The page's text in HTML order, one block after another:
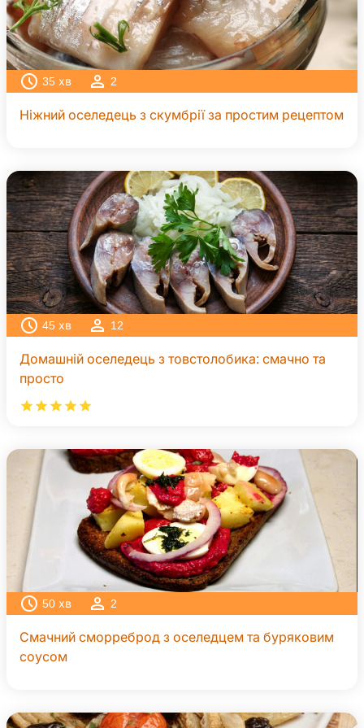
35 хв 2
Ніжний оселедець з скумбрії за простим рецептом
45 хв 12
Домашній оселедець з товстолобика: смачно та
просто
50 хв 2
Смачний сморреброд з оселедцем та буряковим
соусом